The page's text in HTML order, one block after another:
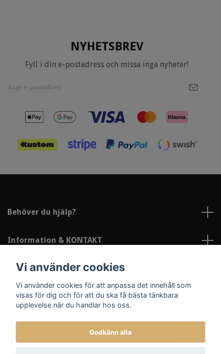
NYHETSBREV
Fyll i din e-postadress och missa inga nyheter!
Behöver du hjälp?
Information & KONTAKT
Sociala medier
Vi använder cookies
Vi använder cookies för att anpassa det innehåll som
visas för dig och för att du ska få bästa tänkbara
upplevelse när du handlar hos oss.
Godkänn alla